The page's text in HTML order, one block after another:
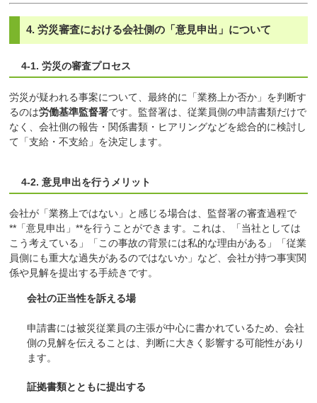
4. 労災審査における会社側の「意見申出」について
4-1. 労災の審査プロセス
労災が疑われる事案について、最終的に「業務上か否か」を判断す
るのは労働基準監督署です。監督署は、従業員側の申請書類だけで
なく、会社側の報告・関係書類・ヒアリングなどを総合的に検討し
て「支給・不支給」を決定します。
4-2. 意見申出を行うメリット
会社が「業務上ではない」と感じる場合は、監督署の審査過程で
**「意見申出」**を行うことができます。これは、「当社としては
こう考えている」「この事故の背景には私的な理由がある」「従業
員側にも重大な過失があるのではないか」など、会社が持つ事実関
係や見解を提出する手続きです。
会社の正当性を訴える場
申請書には被災従業員の主張が中心に書かれているため、会社
側の見解を伝えることは、判断に大きく影響する可能性があり
ます。
証拠書類とともに提出する